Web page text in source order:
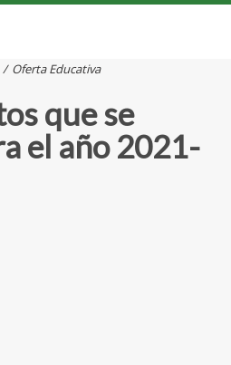
/ Oferta Educativa
que se
el año 2021-